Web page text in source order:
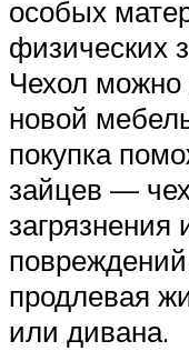
особых
физических
Чехол можно
новой
покупка
зайцев —
загрязнения
продлевая
или дивана.